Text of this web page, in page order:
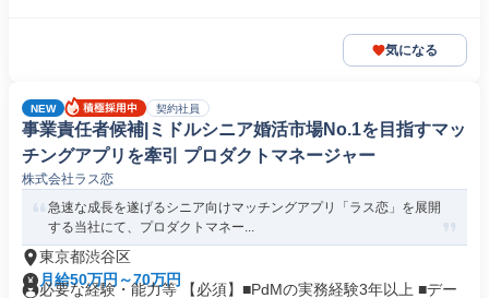
気になる
NEW 契約社員
事業責任者候補|ミドルシニア婚活市場No.1を目指すマッ
チングアプリを牽引 プロダクトマネージャー
株式会社ラス恋
急速な成長を遂げるシニア向けマッチングアプリ「ラス恋」を展開
する当社にて、プロダクトマネー...
東京都渋谷区
月給50万円～70万円
必要な経験・能力等 【必須】■PdMの実務経験3年以上 ■デー